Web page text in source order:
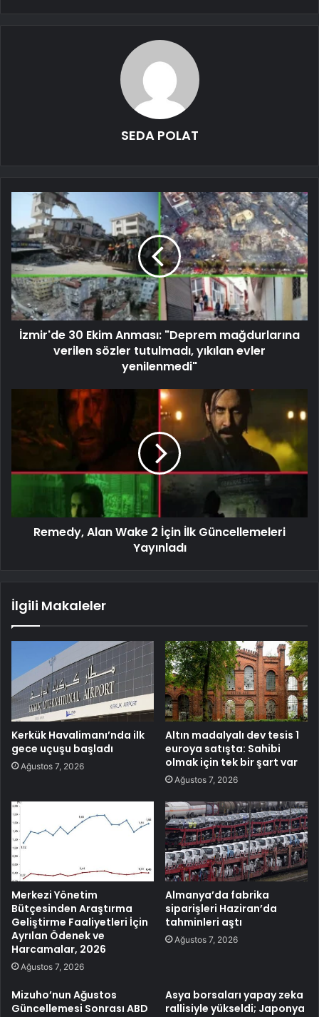
SEDA POLAT
İzmir'de 30 Ekim Anması: "Deprem mağdurlarına
verilen sözler tutulmadı, yıkılan evler
yenilenmedi"
Remedy, Alan Wake 2 İçin İlk Güncellemeleri
Yayınladı
İlgili Makaleler
Kerkük Havalimanı’nda ilk
gece uçuşu başladı
Ağustos 7, 2026
Altın madalyalı dev tesis 1
euroya satışta: Sahibi
olmak için tek bir şart var
Ağustos 7, 2026
Merkezi Yönetim
Bütçesinden Araştırma
Geliştirme Faaliyetleri İçin
Ayrılan Ödenek ve
Harcamalar, 2026
Ağustos 7, 2026
Almanya’da fabrika
siparişleri Haziran’da
tahminleri aştı
Ağustos 7, 2026
Mizuho’nun Ağustos
Güncellemesi Sonrası ABD
Asya borsaları yapay zeka
rallisiyle yükseldi; Japonya